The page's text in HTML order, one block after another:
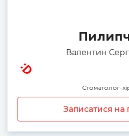
Валентин
Стоматолог-
Записатися на